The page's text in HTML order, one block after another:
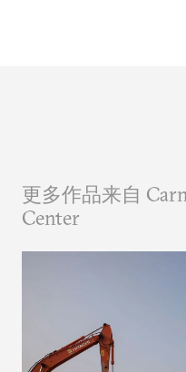
更多作品来自
Center